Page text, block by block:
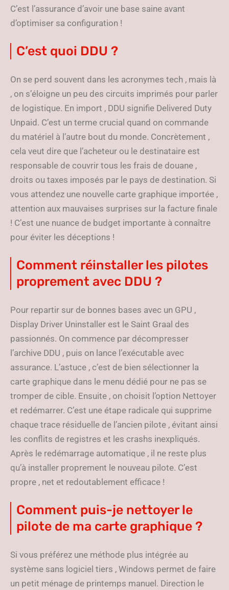
C’est l’assurance d’avoir une base saine avant
d’optimiser sa configuration !
C’est quoi DDU ?
On se perd souvent dans les acronymes tech , mais là
, on s’éloigne un peu des circuits imprimés pour parler
de logistique. En import , DDU signifie Delivered Duty
Unpaid. C’est un terme crucial quand on commande
du matériel à l’autre bout du monde. Concrètement ,
cela veut dire que l’acheteur ou le destinataire est
responsable de couvrir tous les frais de douane ,
droits ou taxes imposés par le pays de destination. Si
vous attendez une nouvelle carte graphique importée ,
attention aux mauvaises surprises sur la facture finale
! C’est une nuance de budget importante à connaître
pour éviter les déceptions !
Comment réinstaller les pilotes
proprement avec DDU ?
Pour repartir sur de bonnes bases avec un GPU ,
Display Driver Uninstaller est le Saint Graal des
passionnés. On commence par décompresser
l’archive DDU , puis on lance l’exécutable avec
assurance. L’astuce , c’est de bien sélectionner la
carte graphique dans le menu dédié pour ne pas se
tromper de cible. Ensuite , on choisit l’option Nettoyer
et redémarrer. C’est une étape radicale qui supprime
chaque trace résiduelle de l’ancien pilote , évitant ainsi
les conflits de registres et les crashs inexpliqués.
Après le redémarrage automatique , il ne reste plus
qu’à installer proprement le nouveau pilote. C’est
propre , net et redoutablement efficace !
Comment puis-je nettoyer le
pilote de ma carte graphique ?
Si vous préférez une méthode plus intégrée au
système sans logiciel tiers , Windows permet de faire
un petit ménage de printemps manuel. Direction le